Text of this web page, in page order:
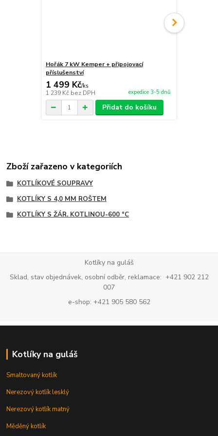
Hořák 7 kW Kemper + připojovací
příslušenství
1 499 Kč/ks
1 239 Kč bez DPH expedice 3-5 dnů
Přidat do košíku
Zboží zařazeno v kategoriích
KOTLÍKOVÉ SOUPRAVY
KOTLÍKY S 4,0 MM ROŠTEM
KOTLÍKY S ŽÁR. KOTLINOU-600 °C
Kotlíky na guláš
Sklad, stav objednávek, osobní odběr, reklamace: +421 902 212
007
e-shop: +421 905 580 562
Kotlíky na guláš
Smaltovaný kotlík
Nerezový kotlík lesklý
Nerezový kotlík matný
Měděný kotlík